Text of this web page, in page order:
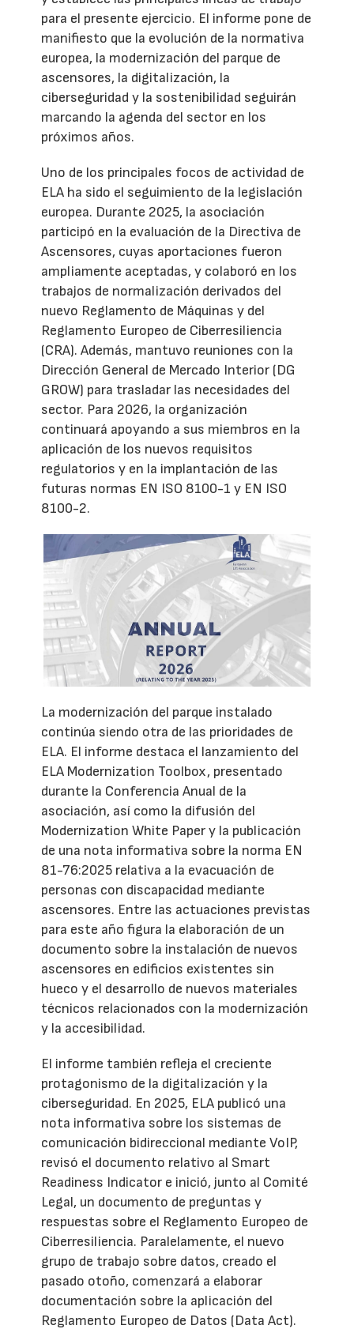
para el presente ejercicio. El informe pone de
manifiesto que la evolución de la normativa
europea, la modernización del parque de
ascensores, la digitalización, la
ciberseguridad y la sostenibilidad seguirán
marcando la agenda del sector en los
próximos años.
Uno de los principales focos de actividad de
ELA ha sido el seguimiento de la legislación
europea. Durante 2025, la asociación
participó en la evaluación de la Directiva de
Ascensores, cuyas aportaciones fueron
ampliamente aceptadas, y colaboró en los
trabajos de normalización derivados del
nuevo Reglamento de Máquinas y del
Reglamento Europeo de Ciberresiliencia
(CRA). Además, mantuvo reuniones con la
Dirección General de Mercado Interior (DG
GROW) para trasladar las necesidades del
sector. Para 2026, la organización
continuará apoyando a sus miembros en la
aplicación de los nuevos requisitos
regulatorios y en la implantación de las
futuras normas EN ISO 8100-1 y EN ISO
8100-2.
La modernización del parque instalado
continúa siendo otra de las prioridades de
ELA. El informe destaca el lanzamiento del
ELA Modernization Toolbox, presentado
durante la Conferencia Anual de la
asociación, así como la difusión del
Modernization White Paper y la publicación
de una nota informativa sobre la norma EN
81-76:2025 relativa a la evacuación de
personas con discapacidad mediante
ascensores. Entre las actuaciones previstas
para este año figura la elaboración de un
documento sobre la instalación de nuevos
ascensores en edificios existentes sin
hueco y el desarrollo de nuevos materiales
técnicos relacionados con la modernización
y la accesibilidad.
El informe también refleja el creciente
protagonismo de la digitalización y la
ciberseguridad. En 2025, ELA publicó una
nota informativa sobre los sistemas de
comunicación bidireccional mediante VoIP,
revisó el documento relativo al Smart
Readiness Indicator e inició, junto al Comité
Legal, un documento de preguntas y
respuestas sobre el Reglamento Europeo de
Ciberresiliencia. Paralelamente, el nuevo
grupo de trabajo sobre datos, creado el
pasado otoño, comenzará a elaborar
documentación sobre la aplicación del
Reglamento Europeo de Datos (Data Act).